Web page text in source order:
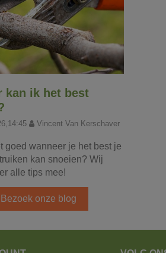
kan ik het best
Vincent Van Kerschaver
goed wanneer je het best je
kan snoeien? Wij
alle tips mee!
Bezoek onze blog